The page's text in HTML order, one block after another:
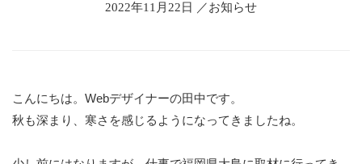
2022年11月22日 ／お知らせ
こんにちは。Webデザイナーの田中です。
秋も深まり、寒さを感じるようになってきましたね。